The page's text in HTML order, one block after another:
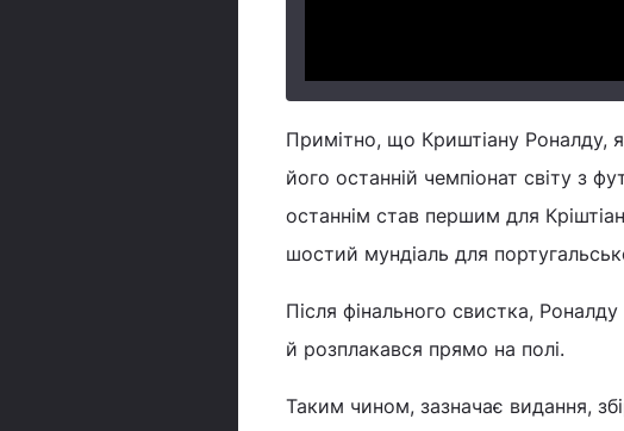
Примітно, що Криштіану Роналду,
його останній чемпіонат світу з
останнім став першим для
шостий мундіаль для
Після фінального свистка,
й розплакався прямо на полі.
Таким чином, зазначає видання,